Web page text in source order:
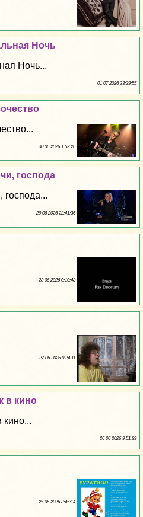
Ночь
Ночь...
01 07 2026 23:39:55
30 06 2026 1:52:26
господа
господа...
29 06 2026 22:41:36
28 06 2026 0:10:48
27 06 2026 0:24:11
в кино
кино...
26 06 2026 9:51:29
25 06 2026 3:45:14